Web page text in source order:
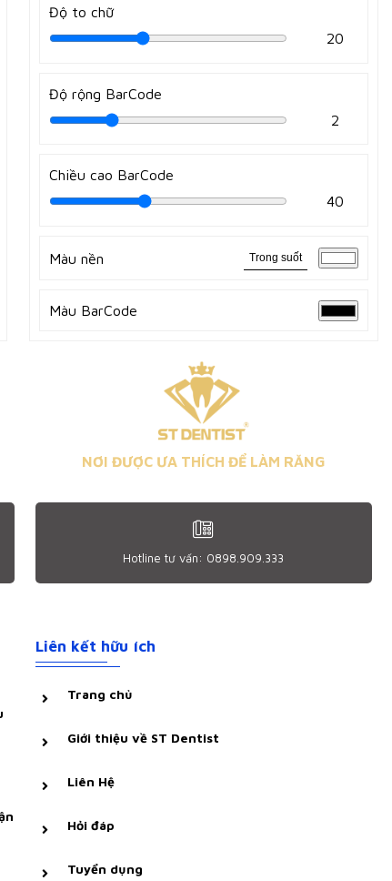
Độ to chữ
20
Độ rộng BarCode
2
Chiều cao BarCode
40
Màu nền Trong suốt
Màu BarCode
NƠI ĐƯỢC ƯA THÍCH ĐỂ LÀM RĂNG
Hotline tư vấn: 0898.909.333
Liên kết hữu ích
Trang chủ
Giới thiệu về ST Dentist
Liên Hệ
Hỏi đáp
Tuyển dụng